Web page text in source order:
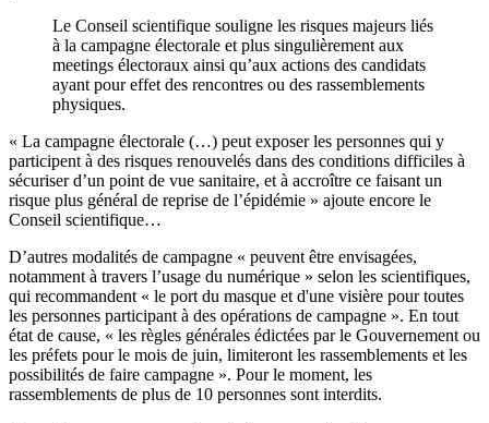
Le Conseil scientifique souligne les risques majeurs liés
à la campagne électorale et plus singulièrement aux
meetings électoraux ainsi qu’aux actions des candidats
ayant pour effet des rencontres ou des rassemblements
physiques.
« La campagne électorale (…) peut exposer les personnes qui y
participent à des risques renouvelés dans des conditions difficiles à
sécuriser d’un point de vue sanitaire, et à accroître ce faisant un
risque plus général de reprise de l’épidémie » ajoute encore le
Conseil scientifique…
D’autres modalités de campagne « peuvent être envisagées,
notamment à travers l’usage du numérique » selon les scientifiques,
qui recommandent « le port du masque et d'une visière pour toutes
les personnes participant à des opérations de campagne ». En tout
état de cause, « les règles générales édictées par le Gouvernement ou
les préfets pour le mois de juin, limiteront les rassemblements et les
possibilités de faire campagne ». Pour le moment, les
rassemblements de plus de 10 personnes sont interdits.